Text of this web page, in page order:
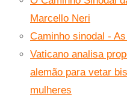
Marcello Neri
Caminho sinodal -
Vaticano analisa
alemão para vetar
mulheres